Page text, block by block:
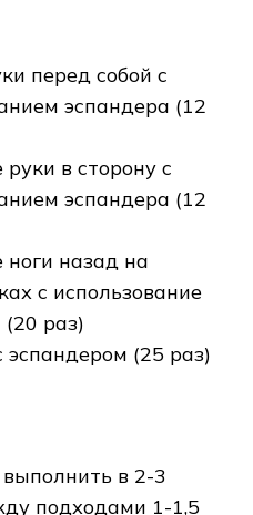
перед собой с
эспандера (12
в сторону с
эспандера (12
ноги назад на
с использование
раз)
эспандером (25 раз)
в 2-3
подходами 1-1,5